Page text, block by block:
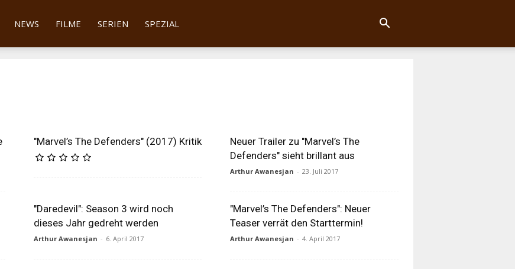
NEWS FILME SERIEN SPEZIAL
"Marvel’s The Defenders" (2017) Kritik
Neuer Trailer zu "Marvel’s The
Defenders" sieht brillant aus
Arthur Awanesjan - 23. Juli 2017
"Daredevil": Season 3 wird noch
dieses Jahr gedreht werden
Arthur Awanesjan - 6. April 2017
"Marvel’s The Defenders": Neuer
Teaser verrät den Starttermin!
Arthur Awanesjan - 4. April 2017